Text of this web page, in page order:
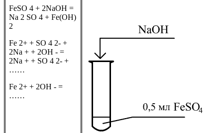
FeSO 4 + 2NaOH =
Na 2 SO 4 + Fe(OH)
2
Fe 2+ + SO 4 2- +
2Na + + 2OH - =
2Na + + SO 4 2- +
……
Fe 2+ + 2OH - =
……